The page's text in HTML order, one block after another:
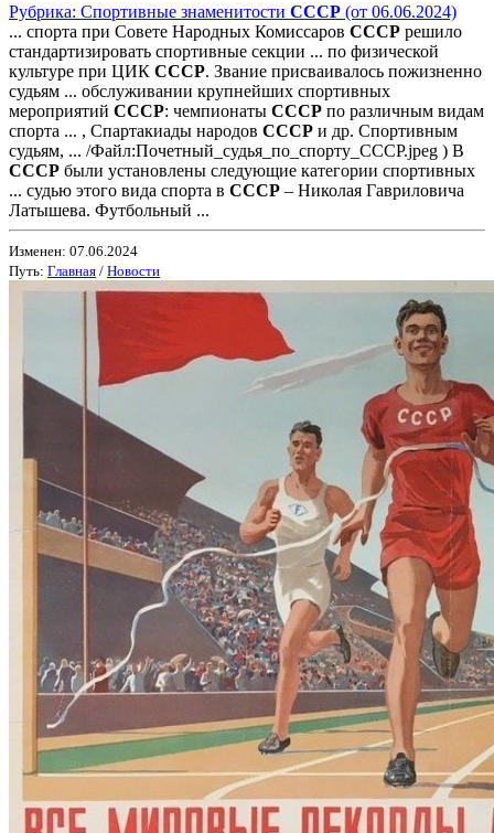
Рубрика: Спортивные знаменитости СССР (от 06.06.2024)
... спорта при Совете Народных Комиссаров СССР решило
стандартизировать спортивные секции ... по физической
культуре при ЦИК СССР. Звание присваивалось пожизненно
судьям ... обслуживании крупнейших спортивных
мероприятий СССР: чемпионаты СССР по различным видам
спорта ... , Спартакиады народов СССР и др. Спортивным
судьям, ... /Файл:Почетный_судья_по_спорту_СССР.jpeg ) В
СССР были установлены следующие категории спортивных
... судью этого вида спорта в СССР – Николая Гавриловича
Латышева. Футбольный ...
Изменен: 07.06.2024
Путь: Главная / Новости